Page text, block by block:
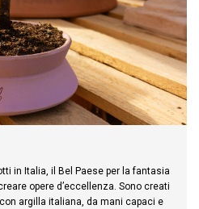
in Italia, il Bel Paese per la fantasia
opere d’eccellenza. Sono creati
argilla italiana, da mani capaci e